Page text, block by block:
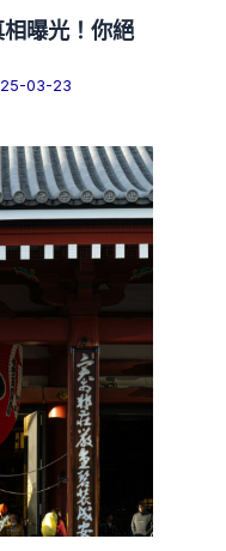
曝光！你絕
03-23